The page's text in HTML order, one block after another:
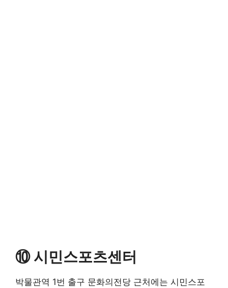
⑩ 시민스포츠센터
박물관역 1번 출구 문화의전당 근처에는 시민스포